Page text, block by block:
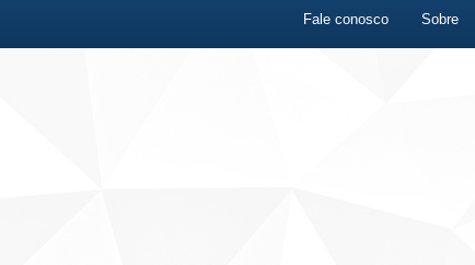
Fale conosco Sobre